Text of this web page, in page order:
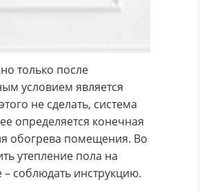
только после
условием является
не сделать, система
определяется конечная
обогрева помещения. Во
утепление пола на
соблюдать инструкцию.